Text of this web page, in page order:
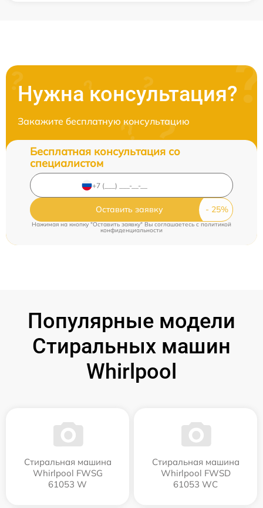
Нужна консультация?
Закажите бесплатную консультацию
Бесплатная консультация со
специалистом
Оставить заявку
Нажимая на кнопку "Оставить заявку" Вы соглашаетесь c политикой
конфиденциальности
Популярные модели
Стиральных машин
Whirlpool
Стиральная машина
Whirlpool FWSG
61053 W
Стиральная машина
Whirlpool FWSD
61053 WC